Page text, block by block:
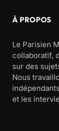
À PROPOS
Le Parisien
collaboratif,
sur des
Nous
et les